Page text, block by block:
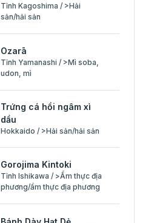
Tỉnh Kagoshima / >Hải
sản/hải sản
Ozarā
Tỉnh Yamanashi / >Mì soba,
udon, mì
Trứng cá hồi ngâm xì
dầu
Hokkaido / >Hải sản/hải sản
Gorojima Kintoki
Tỉnh Ishikawa / >Ẩm thực địa
phương/ẩm thực địa phương